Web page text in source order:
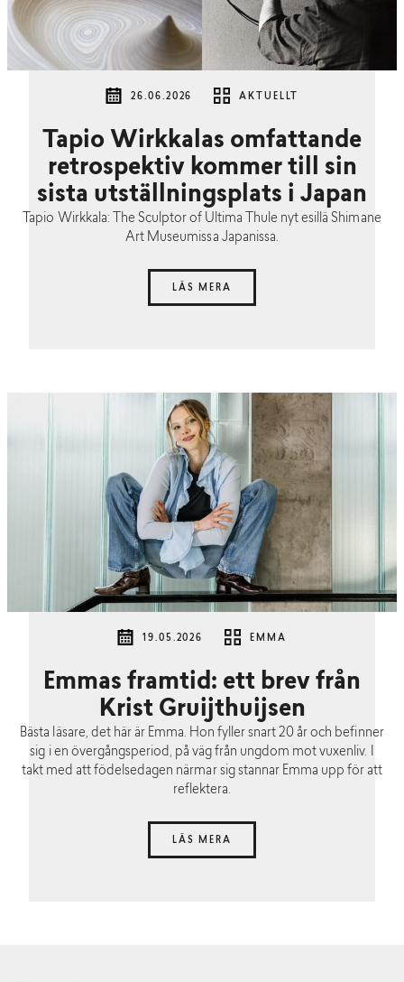
26.06.2026 AKTUELLT
Tapio Wirkkalas omfattande
retrospektiv kommer till sin
sista utställningsplats i Japan
Tapio Wirkkala: The Sculptor of Ultima Thule nyt esillä Shimane
Art Museumissa Japanissa.
LÄS MERA
19.05.2026 EMMA
Emmas framtid: ett brev från
Krist Gruijthuijsen
Bästa läsare, det här är Emma. Hon fyller snart 20 år och befinner
sig i en övergångsperiod, på väg från ungdom mot vuxenliv. I
takt med att födelsedagen närmar sig stannar Emma upp för att
reflektera.
LÄS MERA